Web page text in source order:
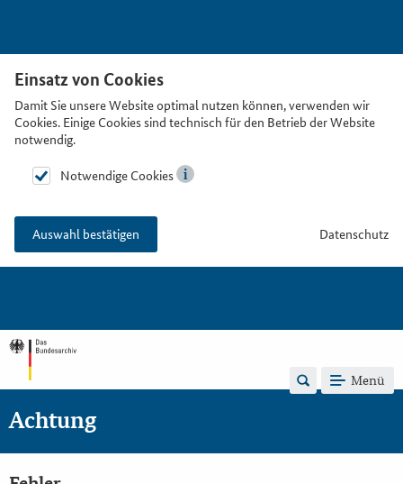
Einsatz von Cookies
Damit Sie unsere Website optimal nutzen können, verwenden wir
Cookies. Einige Cookies sind technisch für den Betrieb der Website
notwendig.
Notwendige Cookies
Auswahl bestätigen Datenschutz
Menü
Achtung